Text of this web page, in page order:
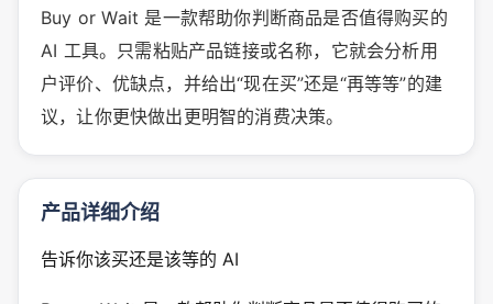
Buy or Wait 是一款帮助你判断商品是否值得购买的
AI 工具。只需粘贴产品链接或名称，它就会分析用
户评价、优缺点，并给出“现在买”还是“再等等”的建
议，让你更快做出更明智的消费决策。
产品详细介绍
告诉你该买还是该等的 AI